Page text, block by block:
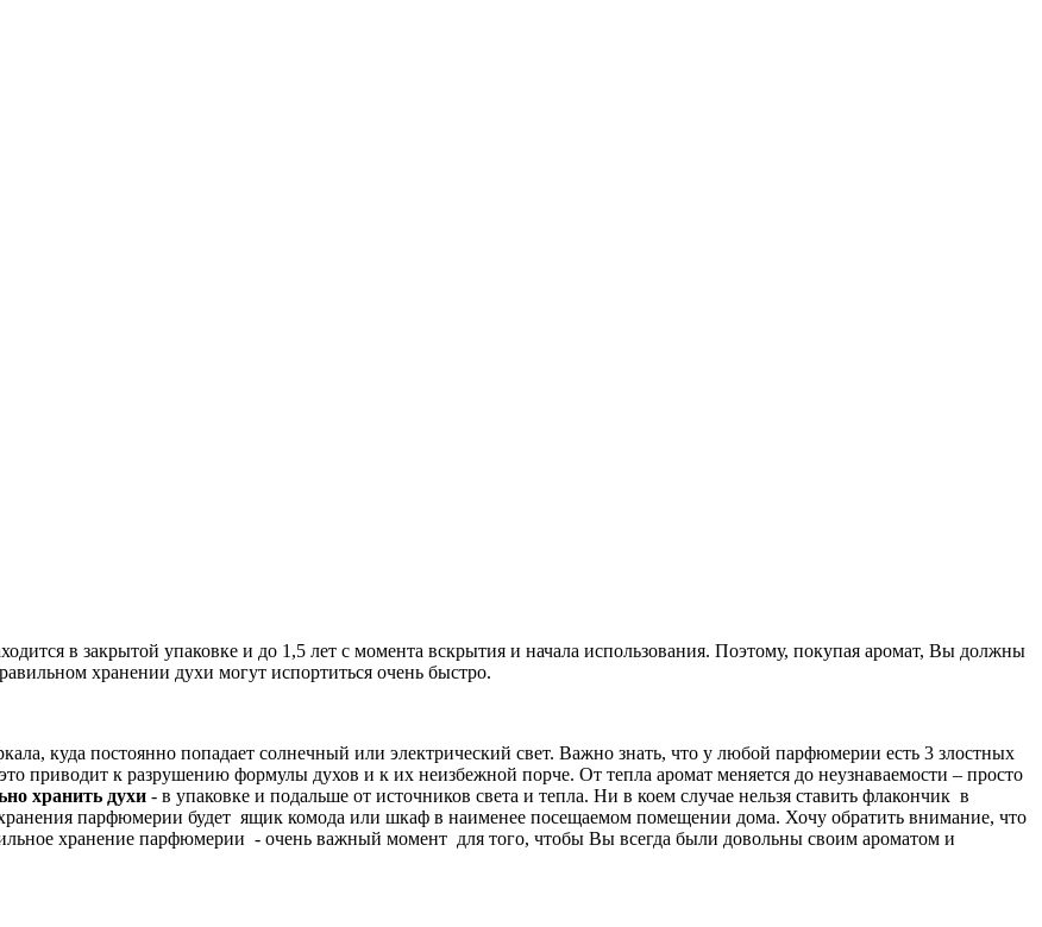
в закрытой упаковке и до 1,5 лет с момента вскрытия и начала использования. Поэтому, покупая аромат, Вы должны
хранении духи могут испортиться очень быстро.
куда постоянно попадает солнечный или электрический свет. Важно знать, что у любой парфюмерии есть 3 злостных
приводит к разрушению формулы духов и к их неизбежной порче. От тепла аромат меняется до неузнаваемости – просто
хранить духи - в упаковке и подальше от источников света и тепла. Ни в коем случае нельзя ставить флакончик в
парфюмерии будет ящик комода или шкаф в наименее посещаемом помещении дома. Хочу обратить внимание, что
хранение парфюмерии - очень важный момент для того, чтобы Вы всегда были довольны своим ароматом и